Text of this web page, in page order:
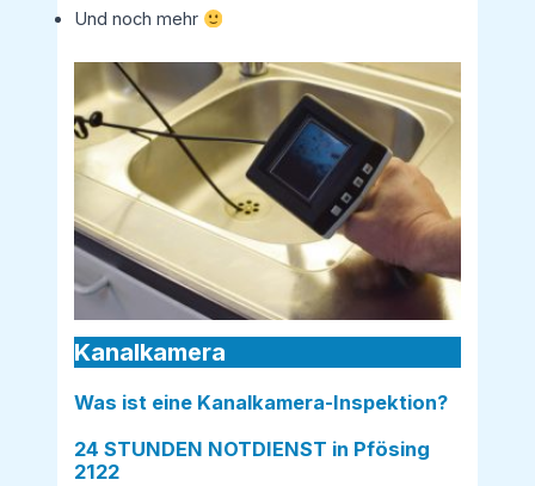
Und noch mehr
Kanalkamera
Was ist eine Kanalkamera-Inspektion?
24 STUNDEN NOTDIENST in Pfösing
2122